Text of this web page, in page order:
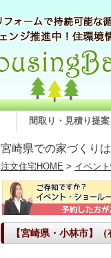
間取り・見積り提案
宮崎県での家づくり
注文住宅HOME > イベン
【宮崎県・小林市】